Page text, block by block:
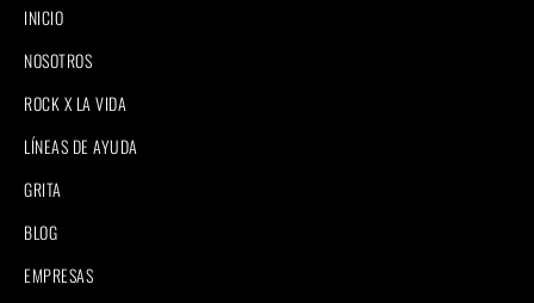
INICIO
NOSOTROS
ROCK X LA VIDA
LÍNEAS DE AYUDA
GRITA
BLOG
EMPRESAS